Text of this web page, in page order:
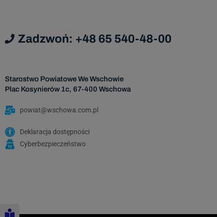
Zadzwoń: +48 65 540-48-00
Starostwo Powiatowe We Wschowie
Plac Kosynierów 1c, 67-400 Wschowa
powiat@wschowa.com.pl
Deklaracja dostępności
Cyberbezpieczeństwo